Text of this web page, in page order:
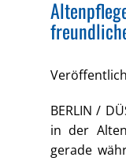
BERLIN /
in der
gerade